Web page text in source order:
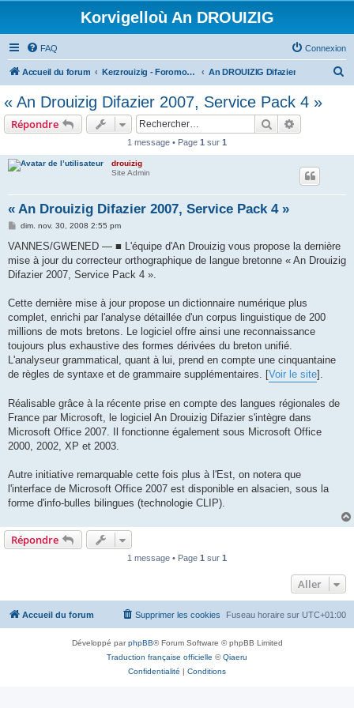
Korvigelloù An DROUIZIG
FAQ Connexion
Accueil du forum Kerzrouizig - Foromoù An Drouizig An DROUIZIG Difazier
« An Drouizig Difazier 2007, Service Pack 4 »
Répondre Rechercher
1 message • Page 1 sur 1
drouizig
Site Admin
« An Drouizig Difazier 2007, Service Pack 4 »
M
s
a
g
dim. nov. 30, 2008 2:55 pm
VANNES/GWENED — ■ L'équipe d'An Drouizig vous propose la dernière
mise à jour du correcteur orthographique de langue bretonne « An Drouizig
Difazier 2007, Service Pack 4 ».
Cette dernière mise à jour propose un dictionnaire numérique plus
complet, enrichi par l'analyse détaillée d'un corpus linguistique de 200
millions de mots bretons. Le logiciel offre ainsi une reconnaissance
toujours plus exhaustive des formes dérivées du breton unifié.
L'analyseur grammatical, quant à lui, prend en compte une cinquantaine
de règles de syntaxe et de grammaire supplémentaires. [Voir le site].
Réalisable grâce à la récente prise en compte des langues régionales de
France par Microsoft, le logiciel An Drouizig Difazier s'intègre dans
Microsoft Office 2007. Il fonctionne également sous Microsoft Office
2000, 2002, XP et 2003.
Autre initiative remarquable cette fois plus à l'Est, on notera que
l'interface de Microsoft Office 2007 est disponible en alsacien, sous la
forme d'info-bulles bilingues (technologie CLIP).
Répondre
1 message • Page 1 sur 1
Aller
Accueil du forum Fuseau horaire sur UTC+01:00
Supprimer les cookies
Développé parphpBB® Forum Software © phpBB Limited
Traduction française officielle ©Qiaeru
Confidentialité | Conditions